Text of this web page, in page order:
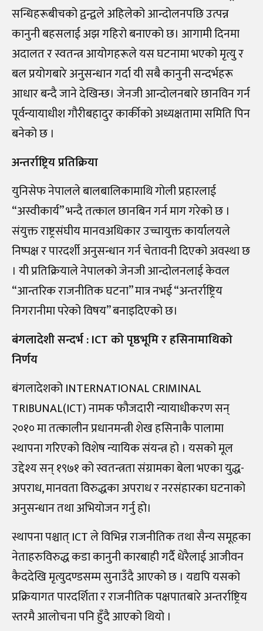
सन्धिहरूबीचको द्वन्द्वले अहिलेको आन्दोलनपछि उत्पन्न
कानुनी बहसलाई अझ गहिरो बनाएको छ। आगामी दिनमा
अदालत र स्वतन्त्र आयोगहरूले यस घटनामा भएको मृत्यु र
बल प्रयोगबारे अनुसन्धान गर्दा यी सबै कानुनी सन्दर्भहरू
आधार बन्दै जाने देखिन्छ। जेनजी आन्दोलनबारे छानविन गर्न
पूर्वन्यायाधीश गौरीबहादुर कार्कीको अध्यक्षतामा समिति पिन
बनेको छ ।
अन्तर्राष्ट्रिय प्रतिक्रिया
युनिसेफ नेपालले बालबालिकामाथि गोली प्रहारलाई
“अस्वीकार्य” भन्दै तत्काल छानबिन गर्न माग गरेको छ ।
संयुक्त राष्ट्रसंघीय मानवअधिकार उच्चायुक्त कार्यालयले
निष्पक्ष र पारदर्शी अनुसन्धान गर्न चेतावनी दिएको अवस्था छ
। यी प्रतिक्रियाले नेपालको जेनजी आन्दोलनलाई केवल
“आन्तरिक राजनीतिक घटना” मात्र नभई “अन्तर्राष्ट्रिय
निगरानीमा परेको विषय” बनाइदिएको छ।
बंगलादेशी सन्दर्भ : ICT को पृष्ठभूमि र हसिनामाथिको
निर्णय
बंगलादेशको INTERNATIONAL CRIMINAL
TRIBUNAL(ICT) नामक फौजदारी न्यायाधीकरण सन्
२०१० मा तत्कालीन प्रधानमन्त्री शेख हसिनाकै पालामा
स्थापना गरिएको विशेष न्यायिक संयन्त्र हो । यसको मूल
उद्देश्य सन् १९७१ को स्वतन्त्रता संग्रामका बेला भएका युद्ध-
अपराध, मानवता विरुद्धका अपराध र नरसंहारका घटनाको
अनुसन्धान तथा अभियोजन गर्नु हो।
स्थापना पश्चात् ICT ले विभिन्न राजनीतिक तथा सैन्य समूहका
नेताहरुविरुद्ध कडा कानुनी कारबाही गर्दै धेरैलाई आजीवन
कैददेखि मृत्युदण्डसम्म सुनाउँदै आएको छ । यद्यपि यसको
प्रक्रियागत पारदर्शिता र राजनीतिक पक्षपातबारे अन्तर्राष्ट्रिय
स्तरमै आलोचना पनि हुँदै आएको थियो ।